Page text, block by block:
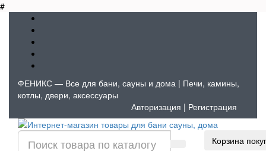
#
ФЕНИКС — Все для бани, сауны и дома | Печи, камины,
котлы, двери, аксессуары
Авторизация | Регистрация
Корзина